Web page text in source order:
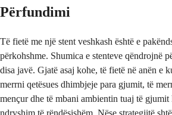
Përfundimi
Të fietë me një stent veshkash është e
përkohshme. Shumica e stenteve qëndrojnë
disa javë. Gjatë asaj kohe, të fietë në anën e
merrni qetësues dhimbjeje para gjumit, të
mençur dhe të mbani ambientin tuaj të
ndryshim të rëndësishëm. Nëse strategjitë